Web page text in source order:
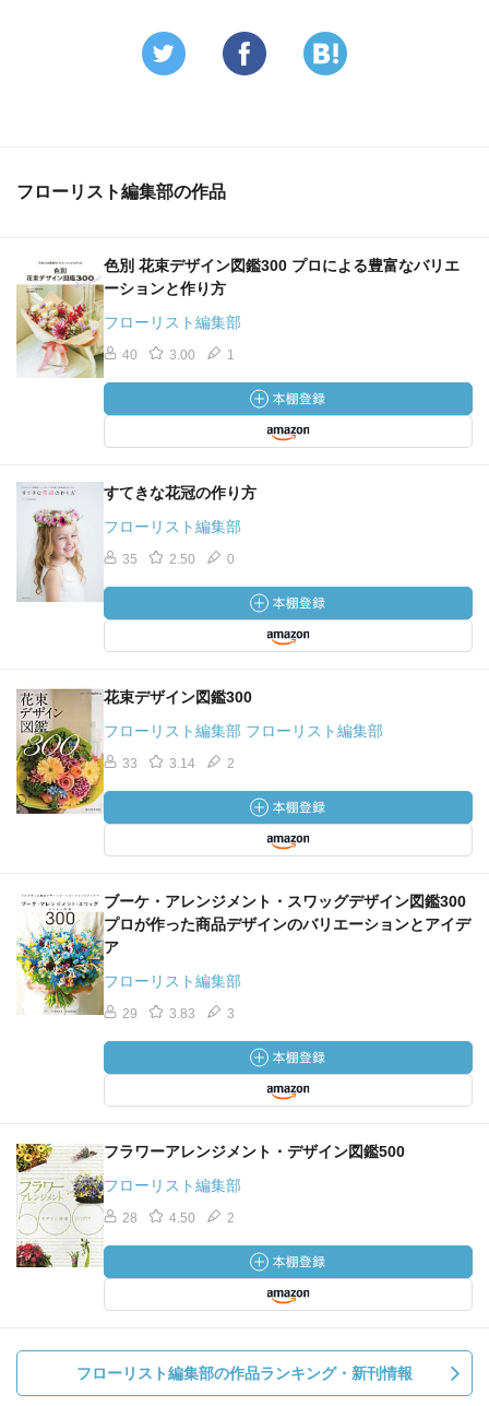
フローリスト編集部の作品
色別 花束デザイン図鑑300 プロによる豊富なバリエ
ーションと作り方
フローリスト編集部
40 3.00 1
すてきな花冠の作り方
フローリスト編集部
35 2.50 0
花束デザイン図鑑300
フローリスト編集部 フローリスト編集部
33 3.14 2
ブーケ・アレンジメント・スワッグデザイン図鑑300
プロが作った商品デザインのバリエーションとアイデ
ア
フローリスト編集部
29 3.83 3
フラワーアレンジメント・デザイン図鑑500
フローリスト編集部
28 4.50 2
フローリスト編集部の作品ランキング・新刊情報